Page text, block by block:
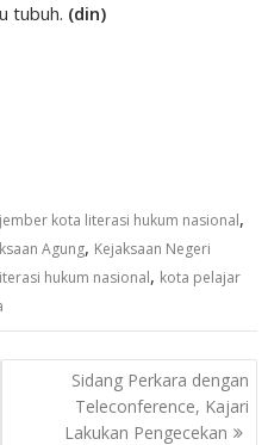
tubuh. (din)
jember kota literasi hukum nasional,
Agung, Kejaksaan Negeri
hukum nasional, kota pelajar
Sidang Perkara dengan
Teleconference, Kajari
Lakukan Pengecekan